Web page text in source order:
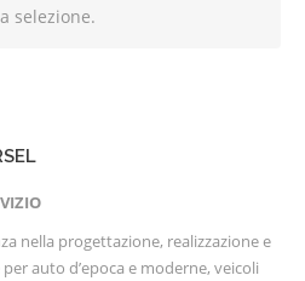
selezione.
nella progettazione, realizzazione e
auto d’epoca e moderne, veicoli